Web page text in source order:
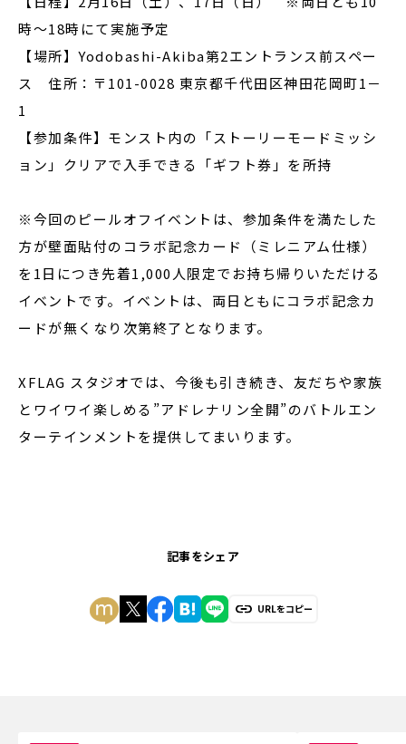
時～18時にて実施予定
【場所】Yodobashi-Akiba第2エントランス前スペー
ス 住所：〒101-0028 東京都千代田区神田花岡町1－
1
【参加条件】モンスト内の「ストーリーモードミッシ
ョン」クリアで入手できる「ギフト券」を所持
※今回のピールオフイベントは、参加条件を満たした
方が壁面貼付のコラボ記念カード（ミレニアム仕様）
を1日につき先着1,000人限定でお持ち帰りいただける
イベントです。イベントは、両日ともにコラボ記念カ
ードが無くなり次第終了となります。
XFLAG スタジオでは、今後も引き続き、友だちや家族
とワイワイ楽しめる”アドレナリン全開”のバトルエン
ターテインメントを提供してまいります。
記事をシェア
URLをコピー